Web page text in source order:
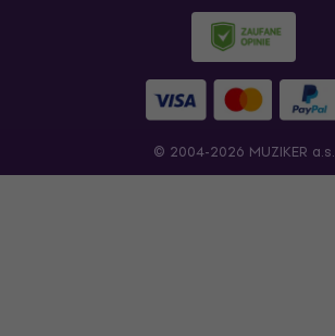
© 2004-2026 MUZIKER a.s.